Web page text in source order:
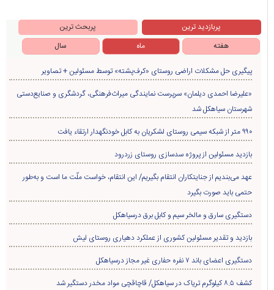
پربازدید ترین
پربحث ترین
هفته
ماه سال
پیگیری حل مشکلات اراضی روستای «کرف‌پشته» توسط مسئولین + تصاویر
«علیرضا احمدی دیلمان» سرپرست نمایندگی میراث‌فرهنگی، گردشگری و صنایع‌دستی
شهرستان سیاهکل شد
۹۹۰ متر از شبکه سیمی روستای لشکریان به کابل خودنگهدار ارتقاء یافت
بازدید مسئولین از پروژه سدسازی روستای زردرود
عهد می‌بندیم از جنایتکاران انتقام بگیریم/ این انتقام، خواست ملّت ما است و به‌طور
حتمی باید صورت بگیرد
دستگیری سارق و مالخر سیم و کابل برق درسیاهکل
بازدید و تقدیر مسئولین کشوری از عملکرد دهیاری روستای لیش
دستگیری اعضای باند ۷ نفره حفاری غير مجاز درسیاهکل
کشف ۸.۵ کیلوگرم تریاک در سیاهکل/ قاچاقچی مواد مخدر دستگیر شد